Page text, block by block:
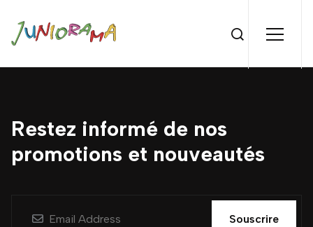
Restez informé de nos
promotions et nouveautés
Souscrire